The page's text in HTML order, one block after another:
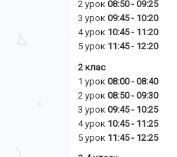
2 урок 08:50 - 09:25
3 урок 09:45 - 10:20
4 урок 10:45 - 11:20
5 урок 11:45 - 12:20
2 клас
1 урок 08:00 - 08:40
2 урок 08:50 - 09:30
3 урок 09:45 - 10:25
4 урок 10:45 - 11:25
5 урок 11:45 - 12:25